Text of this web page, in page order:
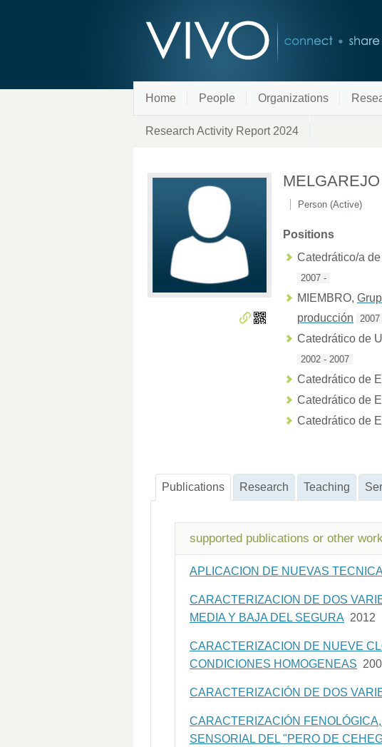
Home People Organizations
Research Activity Report 2024
Person (Active)
Positions
Catedrático/a
2007 -
MIEMBRO,
producción
2007
Catedrático de
2002 - 2007
Catedrático de
Catedrático de
Catedrático de
Publications Research Teaching
supported publications or other
APLICACION DE NUEVAS
CARACTERIZACION DE DOS
MEDIA Y BAJA DEL SEGURA 2012
CARACTERIZACION DE NUEVE
CONDICIONES HOMOGENEAS
CARACTERIZACIÓN DE DOS
CARACTERIZACIÓN
SENSORIAL DEL "PERO DE